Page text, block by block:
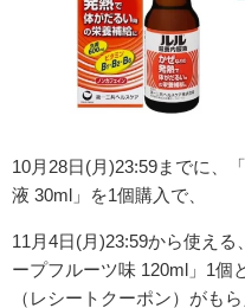
10月28日(月)23:59までに、
液 30ml」を1個購入で、
11月4日(月)23:59から使え
ープフルーツ味 120ml」 1個
（レシートクーポン）がもら